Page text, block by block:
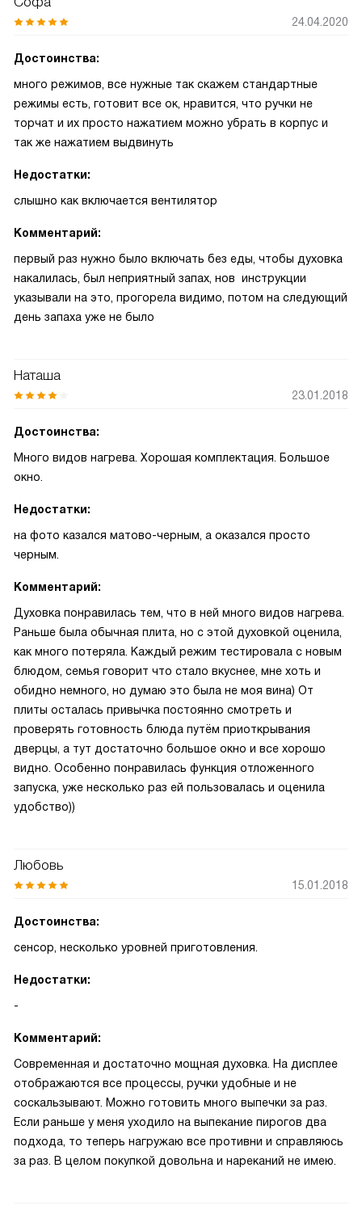
24.04.2020
Достоинства:
много режимов, все нужные так скажем стандартные
режимы есть, готовит все ок, нравится, что ручки не
торчат и их просто нажатием можно убрать в корпус и
так же нажатием выдвинуть
Недостатки:
слышно как включается вентилятор
Комментарий:
первый раз нужно было включать без еды, чтобы духовка
накалилась, был неприятный запах, нов инструкции
указывали на это, прогорела видимо, потом на следующий
день запаха уже не было
Наташа
23.01.2018
Достоинства:
Много видов нагрева. Хорошая комплектация. Большое
окно.
Недостатки:
на фото казался матово-черным, а оказался просто
черным.
Комментарий:
Духовка понравилась тем, что в ней много видов нагрева.
Раньше была обычная плита, но с этой духовкой оценила,
как много потеряла. Каждый режим тестировала с новым
блюдом, семья говорит что стало вкуснее, мне хоть и
обидно немного, но думаю это была не моя вина) От
плиты осталась привычка постоянно смотреть и
проверять готовность блюда путём приоткрывания
дверцы, а тут достаточно большое окно и все хорошо
видно. Особенно понравилась функция отложенного
запуска, уже несколько раз ей пользовалась и оценила
удобство))
Любовь
15.01.2018
Достоинства:
сенсор, несколько уровней приготовления.
Недостатки:
-
Комментарий:
Современная и достаточно мощная духовка. На дисплее
отображаются все процессы, ручки удобные и не
соскальзывают. Можно готовить много выпечки за раз.
Если раньше у меня уходило на выпекание пирогов два
подхода, то теперь нагружаю все противни и справляюсь
за раз. В целом покупкой довольна и нареканий не имею.